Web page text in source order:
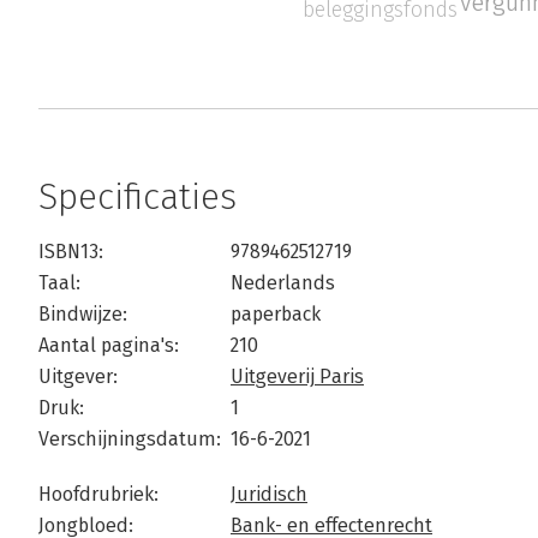
beleggingsfonds
Specificaties
ISBN13:
9789462512719
Taal:
Nederlands
Bindwijze:
paperback
Aantal pagina's:
210
Uitgever:
Uitgeverij Paris
Druk:
1
Verschijningsdatum: 16-6-2021
Hoofdrubriek:
Juridisch
Jongbloed:
Bank- en effectenrecht